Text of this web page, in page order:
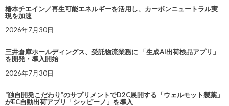
椿本チエイン／再生可能エネルギーを活用し、カーボンニュートラル実
現を加速
2026年7月30日
三井倉庫ホールディングス、受託物流業務に 「生成AI出荷検品アプリ」
を開発・導入開始
2026年7月30日
“独自開発こだわり”のサプリメントでD2C展開する「ウェルモット製薬」
がEC自動出荷アプリ「シッピーノ」を導入